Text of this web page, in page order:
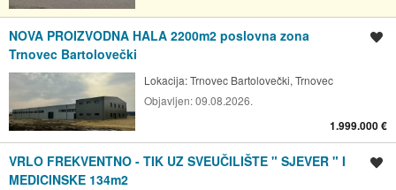
NOVA PROIZVODNA HALA 2200m2 poslovna zona
Trnovec Bartolovečki
Lokacija:Trnovec Bartolovečki, Trnovec
Objavljen:09.08.2026.
1.999.000 €
VRLO FREKVENTNO - TIK UZ SVEUČILIŠTE " SJEVER " I
MEDICINSKE 134m2